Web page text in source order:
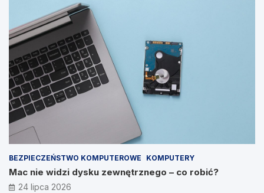
BEZPIECZEŃSTWO KOMPUTEROWE KOMPUTERY
Mac nie widzi dysku zewnętrznego – co robić?
24 lipca 2026